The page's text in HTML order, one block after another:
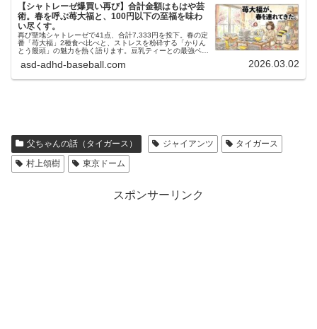
【シャトレーゼ爆買い再び】合計金額はもはや芸
術。春を呼ぶ苺大福と、100円以下の至福を味わ
い尽くす。
再び聖地シャトレーゼで41点、合計7,333円を投下。春の定
番「苺大福」2種食べ比べと、ストレスを粉砕する「かりん
とう饅頭」の魅力を熱く語ります。豆乳ティーとの最強ペア
印してでも食べたかった、母の本音とは。
asd-adhd-baseball.com 2026.03.02
父ちゃんの話（タイガース） ジャイアンツ
タイガース
村上頌樹
東京ドーム
スポンサーリンク